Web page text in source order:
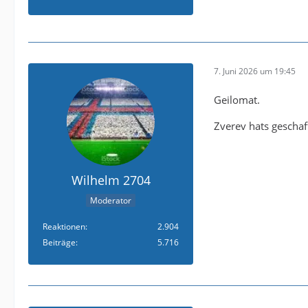
Wilhelm 2704
Moderator
Reaktionen
2.904
Beiträge
5.716
7. Juni 2026 um 19:45
Geilomat.
Zverev hats